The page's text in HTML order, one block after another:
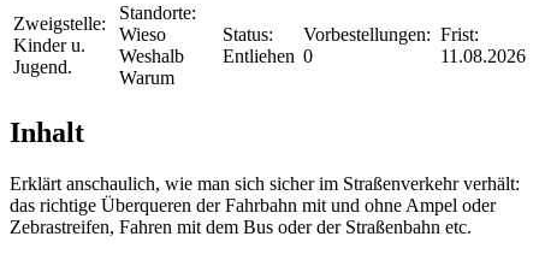
Zweigstelle:
Kinder u.
Jugend.
Standorte:
Wieso
Weshalb
Warum
Status:
Entliehen
Vorbestellungen:
0
Frist:
11.08.2026
Inhalt
Erklärt anschaulich, wie man sich sicher im Straßenverkehr verhält:
das richtige Überqueren der Fahrbahn mit und ohne Ampel oder
Zebrastreifen, Fahren mit dem Bus oder der Straßenbahn etc.